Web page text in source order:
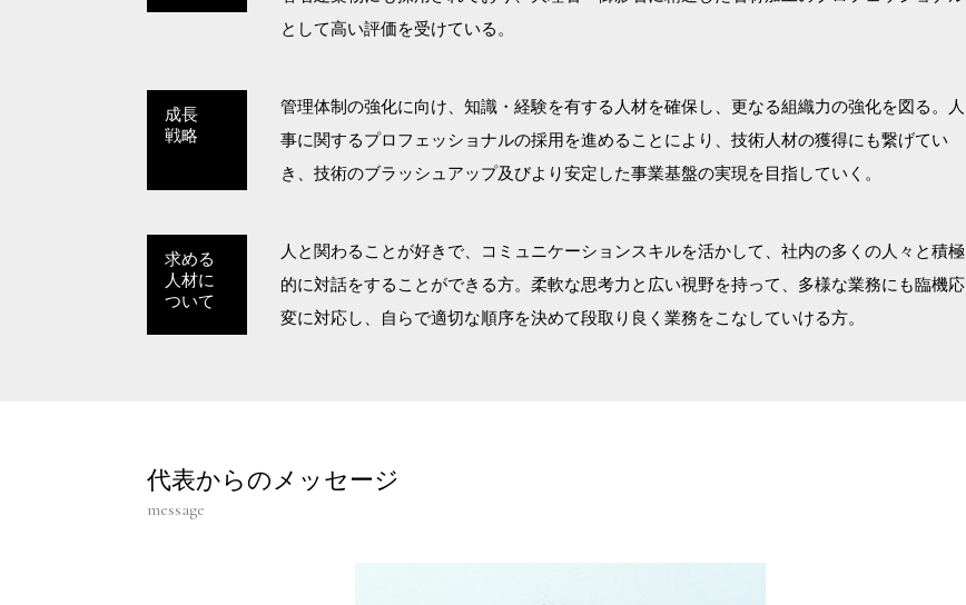
として高い評価を受けている。
成長
戦略
管理体制の強化に向け、知識・経験を有する人材を確保し、更なる組織力の強化を図る。人
事に関するプロフェッショナルの採用を進めることにより、技術人材の獲得にも繋げてい
き、技術のブラッシュアップ及びより安定した事業基盤の実現を目指していく。
求める
人材に
ついて
人と関わることが好きで、コミュニケーションスキルを活かして、社内の多くの人々と積極
的に対話をすることができる方。柔軟な思考力と広い視野を持って、多様な業務にも臨機応
変に対応し、自らで適切な順序を決めて段取り良く業務をこなしていける方。
代表からのメッセージ
message